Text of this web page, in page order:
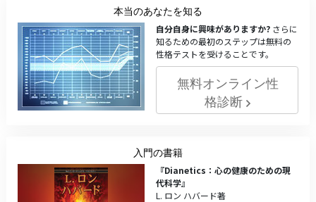
本当のあなたを知る
自分自身に興味がありますか? さらに
知るための最初のステップは無料の
性格テストを受けることです。
無料オンライン性
格診断
入門の書籍
『Dianetics：心の健康のための現
代科学』
L. ロン ハバード著